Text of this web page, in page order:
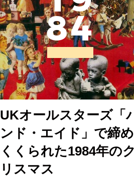
84
UKオールスターズ「
ンド・エイド」で締め
くくられた1984年の
リスマス